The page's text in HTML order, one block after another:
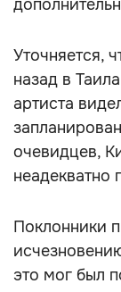
Уточняется,
назад в
артиста
очевидцев,
неадекватно
Поклонники
это мог был